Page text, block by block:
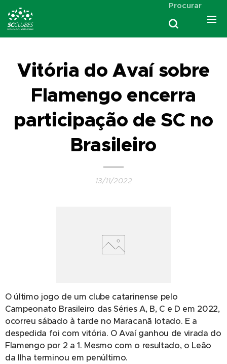
Procurar
Vitória do Avaí sobre
Flamengo encerra
participação de SC no
Brasileiro
13/11/2022
O último jogo de um clube catarinense pelo
Campeonato Brasileiro das Séries A, B, C e D em 2022,
ocorreu sábado à tarde no Maracanã lotado. E a
despedida foi com vitória. O Avaí ganhou de virada do
Flamengo por 2 a 1. Mesmo com o resultado, o Leão
da Ilha terminou em penúltimo.